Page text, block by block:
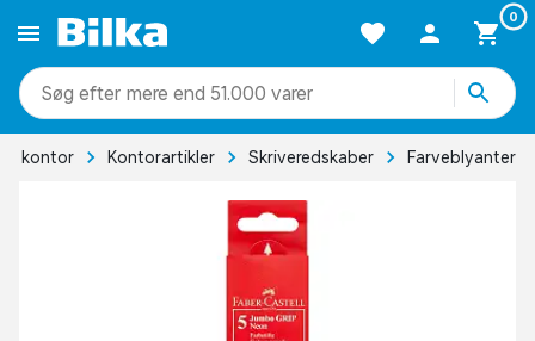
0
mere end 51.000 varer
& kontor Kontorartikler Skriveredskaber Farveblyanter